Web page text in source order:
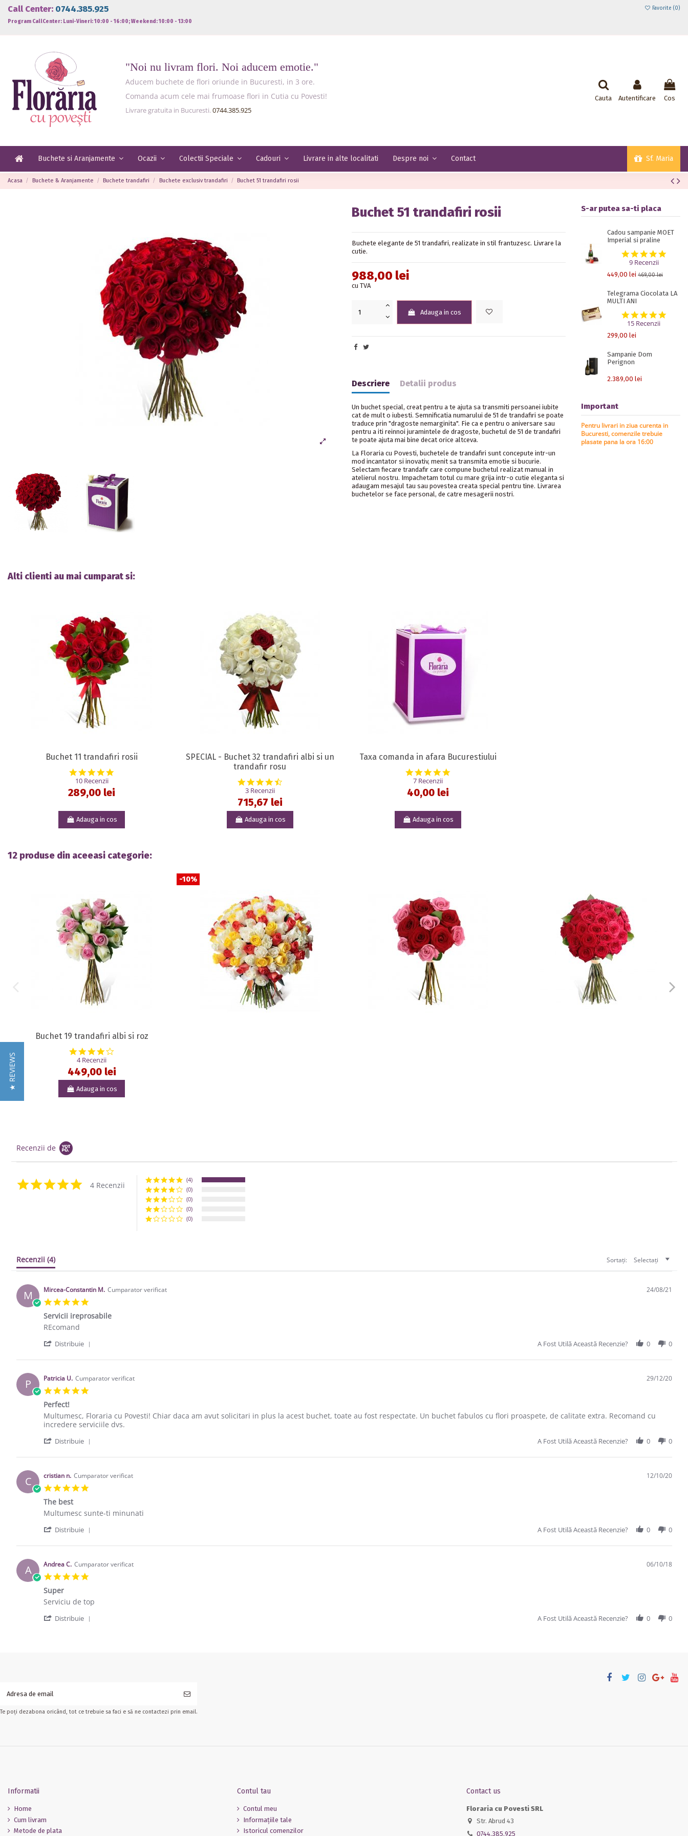
Call Center: 0744.385.925
Program CallCenter: Luni-Vineri: 10:00 - 16:00; Weekend: 10:00 - 13:00
Favorite (0)
"Noi nu livram flori. Noi aducem emotie."
Aducem buchete de flori oriunde in Bucuresti, in 3 ore.
Comanda acum cele mai frumoase flori in Cutia cu Povesti!
Livrare gratuita in Bucuresti. 0744.385.925
Cauta Autentificare Cos
Buchete si Aranjamente Ocazii Colectii Speciale Cadouri Livrare in alte localitati Despre noi Contact Sf. Maria
Acasa Buchete & Aranjamente Buchete trandafiri Buchete exclusiv trandafiri Buchet 51 trandafiri rosii
Buchet 51 trandafiri rosii
Buchete elegante de 51 trandafiri, realizate in stil frantuzesc. Livrare la
cutie.
988,00 lei
cu TVA
Adauga in cos
Descriere Detalii produs
Un buchet special, creat pentru a te ajuta sa transmiti persoanei iubite
cat de mult o iubesti. Semnificatia numarului de 51 de trandafiri se poate
traduce prin "dragoste nemarginita". Fie ca e pentru o aniversare sau
pentru a iti reinnoi juramintele de dragoste, buchetul de 51 de trandafiri
te poate ajuta mai bine decat orice altceva.
La Floraria cu Povesti, buchetele de trandafiri sunt concepute intr-un
mod incantator si inovativ, menit sa transmita emotie si bucurie.
Selectam fiecare trandafir care compune buchetul realizat manual in
atelierul nostru. Impachetam totul cu mare grija intr-o cutie eleganta si
adaugam mesajul tau sau povestea creata special pentru tine. Livrarea
buchetelor se face personal, de catre mesagerii nostri.
S-ar putea sa-ti placa
Cadou sampanie MOET
Imperial si praline
5.0
9 Recenzii
449,00 lei 469,00 lei
Telegrama Ciocolata LA
MULTI ANI
5.0
15 Recenzii
299,00 lei
Sampanie Dom
Perignon
2.389,00 lei
Important
Pentru livrari in ziua curenta in
Bucuresti, comenzile trebuie
plasate pana la ora 16:00
Alti clienti au mai cumparat si:
Buchet 11 trandafiri rosii
10 Recenzii
289,00 lei
Adauga in cos
SPECIAL - Buchet 32 trandafiri albi si un
trandafir rosu
4.7 star rating
3 Recenzii
715,67 lei
Adauga in cos
Taxa comanda in afara Bucurestiului
7 Recenzii
40,00 lei
Adauga in cos
12 produse din aceeasi categorie:
Buchet 19 trandafiri albi si roz
4 Recenzii
449,00 lei
Adauga in cos
-10%
Recenzii de
5.0 star rating
4 Recenzii
(4)
(0)
(0)
(0)
(0)
Recenzii (4) Sortați: Selectați
M Mircea-Constantin M. Cumparator verificat
5.0 star rating
24/08/21
Servicii ireprosabile
Review by Mircea-Constantin M. on 24 Aug 2021
review stating Servicii ireprosabile
REcomand
Distribuie A Fost Utilă Această Recenzie? 0 0
P Patricia U. Cumparator verificat
5.0 star rating
29/12/20
Perfect!
Review by Patricia U. on 29 Dec 2020
review stating Perfect!
Multumesc, Floraria cu Povesti! Chiar daca am avut solicitari in plus la acest buchet, toate au fost respectate. Un buchet fabulos cu flori proaspete, de calitate extra. Recomand cu
incredere serviciile dvs.
Distribuie A Fost Utilă Această Recenzie? 0 0
C cristian n. Cumparator verificat
5.0 star rating
12/10/20
The best
Review by cristian n. on 12 Oct 2020
review stating The best
Multumesc sunte-ti minunati
Distribuie A Fost Utilă Această Recenzie? 0 0
A Andrea C. Cumparator verificat
5.0 star rating
06/10/18
Super
Review by Andrea C. on 6 Oct 2018
review stating Super
Serviciu de top
Distribuie A Fost Utilă Această Recenzie? 0 0
Te poți dezabona oricând, tot ce trebuie sa faci e să ne contactezi prin email.
Informatii
Home
Cum livram
Metode de plata
Contul tau
Contul meu
Informaţiile tale
Istoricul comenzilor
Contact us
Floraria cu Povesti SRL
Str. Abrud 43
0744.385.925
★ REVIEWS